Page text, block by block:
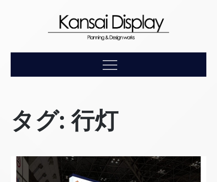
【関西ディスプレ
イ】展示会装飾の
ン
企画・デザイン・設計・施工・アフターケアまで、お客
様の理想をトータルにサポートします。
Menu
タグ:行灯